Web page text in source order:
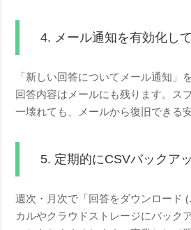
4. メール通知を有効化し
「新しい回答についてメール通知」
回答内容はメールにも残ります。ス
一壊れても、メールから復旧できる
5. 定期的にCSVバックア
週次・月次で「回答をダウンロード
カルやクラウドストレージにバック